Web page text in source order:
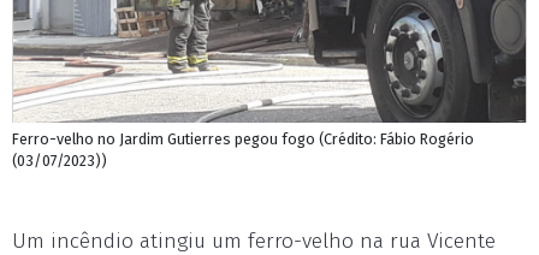
Ferro-velho no Jardim Gutierres pegou fogo (Crédito: Fábio Rogério
(03/07/2023))
Um incêndio atingiu um ferro-velho na rua Vicente